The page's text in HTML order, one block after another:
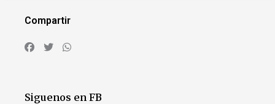
Compartir
Siguenos en FB